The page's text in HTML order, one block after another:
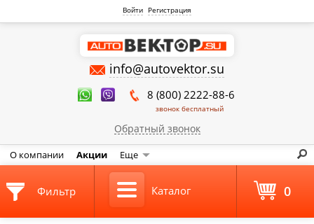
Войти Регистрация
info@autovektor.su
8 (800) 2222-88-6
звонок бесплатный
Обратный звонок
О компании Акции Еще
Фильтр Каталог 0